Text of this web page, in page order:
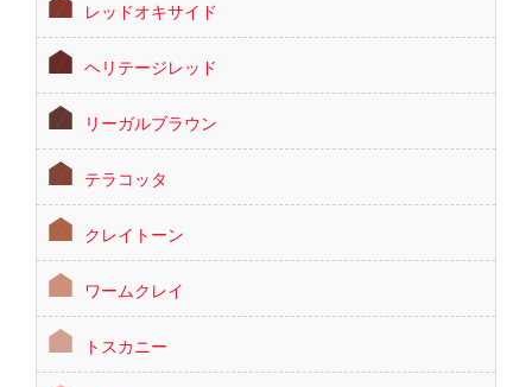
レッドオキサイド
ヘリテージレッド
リーガルブラウン
テラコッタ
クレイトーン
ワームクレイ
トスカニー